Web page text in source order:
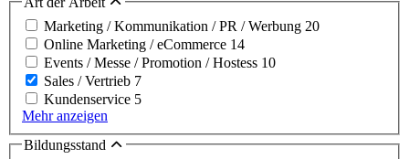
Marketing / Kommunikation / PR / Werbung 20
Online Marketing / eCommerce 14
Events / Messe / Promotion / Hostess 10
Sales / Vertrieb 7
Kundenservice 5
Mehr anzeigen
Bildungsstand